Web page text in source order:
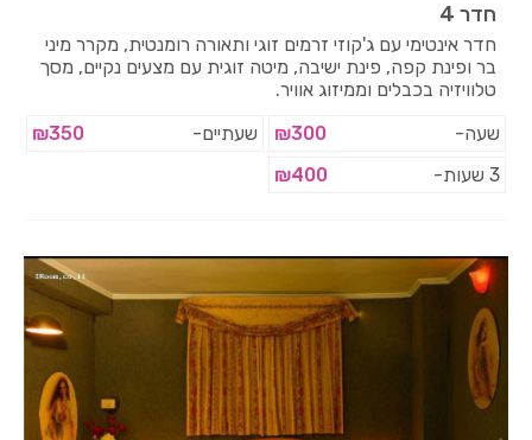
חדר 4
חדר אינטימי עם ג'קוזי זרמים זוגי ותאורה רומנטית, מקרר מיני
בר ופינת קפה, פינת ישיבה, מיטה זוגית עם מצעים נקיים, מסך
טלוויזיה בכבלים וממיזוג אוויר.
שעה-
₪300 שעתיים-
₪350
3 שעות-
₪400